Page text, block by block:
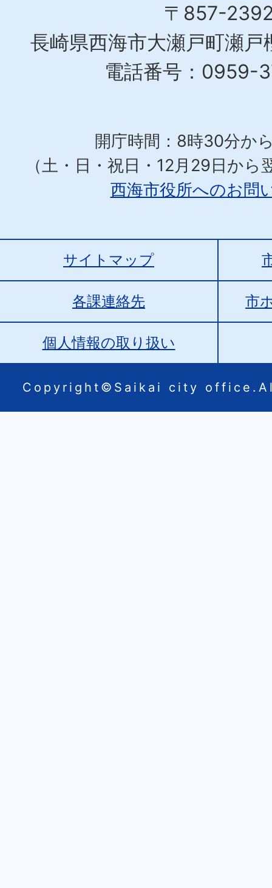
〒857-
長崎県西海市大瀬戸町瀬
電話番号：0959-
開庁時間：8時30分か
（土・日・祝日・12月29日から
西海市役所へのお問
サイトマップ
各課連絡先 市
個人情報の取り扱い
Copyright©Saikai city